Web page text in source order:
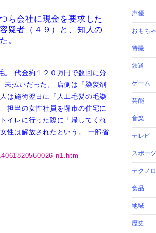
ら会社に現金を要求した
疑者（４９）と、知人の
。
。 代金約１２０万円で数回に分
未払いだった。 店側は「染髪剤
人は施術翌日に「人工毛髪の毛染
担当の女性社員を堺市の住宅に
イレに行った際に「帰してくれ
性は解放されたという。
一部省
n1.htm
声優
おもち
特撮
鉄道
ゲーム
芸能
音楽
テレビ
スポーツ
テクノ
食品
地域
歴史